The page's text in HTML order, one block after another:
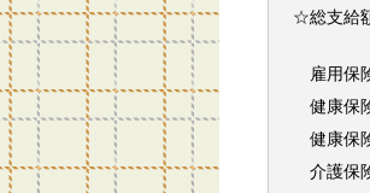
☆総支給
雇用保
健康保
健康保
介護保